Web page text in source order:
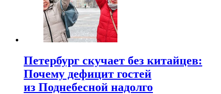
Петербург скучает без китайцев:
Почему дефицит гостей
из Поднебесной надолго